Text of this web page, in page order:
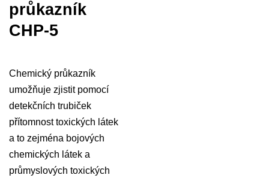
průkazník
CHP-5
Chemický průkazník
umožňuje zjistit pomocí
detekčních trubiček
přítomnost toxických látek
a to zejména bojových
chemických látek a
průmyslových toxických